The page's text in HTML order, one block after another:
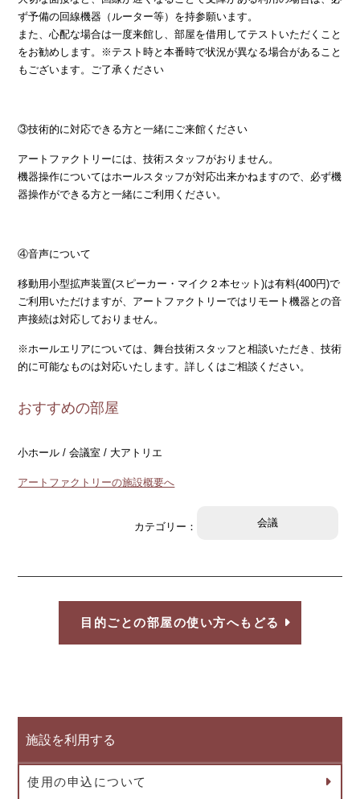
施設を利用する
使用の申込について
ず予備の回線機器（ルーター等）を持参願います。
また、心配な場合は一度来館し、部屋を借用してテストいただくこと
をお勧めします。※テスト時と本番時で状況が異なる場合があること
もございます。ご了承ください
③技術的に対応できる方と一緒にご来館ください
アートファクトリーには、技術スタッフがおりません。
機器操作についてはホールスタッフが対応出来かねますので、必ず機
器操作ができる方と一緒にご利用ください。
④音声について
移動用小型拡声装置(スピーカー・マイク２本セット)は有料(400円)で
ご利用いただけますが、アートファクトリーではリモート機器との音
声接続は対応しておりません。
※ホールエリアについては、舞台技術スタッフと相談いただき、技術
的に可能なものは対応いたします。詳しくはご相談ください。
おすすめの部屋
小ホール / 会議室 / 大アトリエ
アートファクトリーの施設概要へ
カテゴリー： 会議
目的ごとの部屋の使い方へもどる